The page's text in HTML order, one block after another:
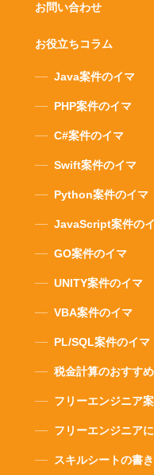
お問い合わせ
お役立ちコラム
Java案件のイマ
PHP案件のイマ
C#案件のイマ
Swift案件のイマ
Python案件のイマ
JavaScript案件の
GO案件のイマ
UNITY案件のイマ
VBA案件のイマ
PL/SQL案件のイマ
税金計算のおすす
フリーエンジニア
フリーエンジニア
スキルシートの書